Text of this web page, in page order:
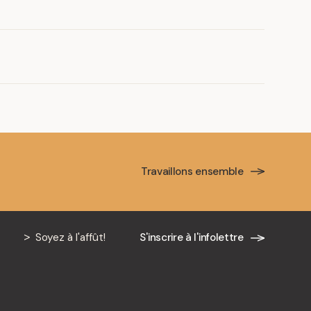
Travaillons ensemble
Soyez à l'affût! S'inscrire à l'infolettre